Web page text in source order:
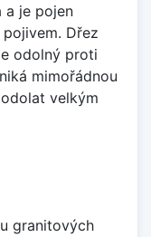
a je pojen
Dřez
odolný proti
mimořádnou
velkým
granitových